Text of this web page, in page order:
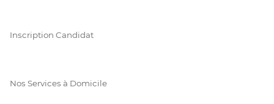
Inscription Candidat
Nos Services à Domicile